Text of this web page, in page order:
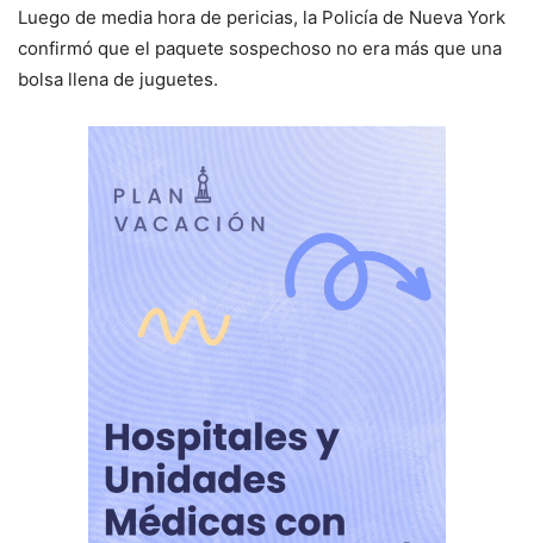
Luego de media hora de pericias, la Policía de Nueva York
confirmó que el paquete sospechoso no era más que una
bolsa llena de juguetes.